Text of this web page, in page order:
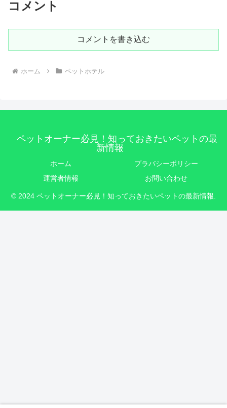
コメント
コメントを書き込む
ホーム ペットホテル
ペットオーナー必見！知っておきたいペットの最
新情報
ホーム
プラバシーポリシー
運営者情報
お問い合わせ
© 2024 ペットオーナー必見！知っておきたいペットの最新情報.